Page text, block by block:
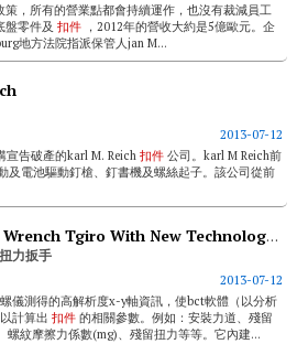
，所有的營業點都會持續運作，也沒有裁減員工
盤零件及 扣件 ，2012年的營收大約是5億歐元。企
地方法院指派保管人jan M...
2013-07-12
宣告破產的karl M. Reich 扣件公司。karl M Reich前
及電池驅動釘槍、釘書機及螺絲起子。該公司從前
Systek Launches Torque Wrench Tgiro With New Technology Application
力扳手
2013-07-12
儀測得的高解析度x-y軸資訊，使bct軟體（以分析
計算出 扣件的相關參數。例如：安裝力道、殘留
螺紋摩擦力係數(mg)、殘留扭力等等。它內建...